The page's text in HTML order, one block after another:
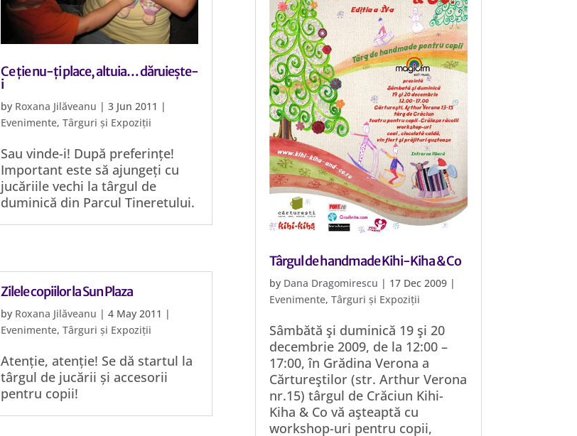
Ce ție nu-ți place, altuia… dăruiește-
i
by Roxana Jilăveanu | 3 Jun 2011 |
Evenimente, Târguri și Expoziții
Sau vinde-i! După preferințe!
Important este să ajungeți cu
jucăriile vechi la târgul de
duminică din Parcul Tineretului.
Zilele copiilor la Sun Plaza
by Roxana Jilăveanu | 4 May 2011 |
Evenimente, Târguri și Expoziții
Atenție, atenție! Se dă startul la
târgul de jucării și accesorii
pentru copii!
Târgul de handmade Kihi-Kiha & Co
by Dana Dragomirescu | 17 Dec 2009 |
Evenimente,Târguri și Expoziții
Sâmbătă şi duminică 19 şi 20
decembrie 2009, de la 12:00 –
17:00, în Grădina Verona a
Cărtureştilor (str. Arthur Verona
nr.15) târgul de Crăciun Kihi-
Kiha & Co vă aşteaptă cu
workshop-uri pentru copii,